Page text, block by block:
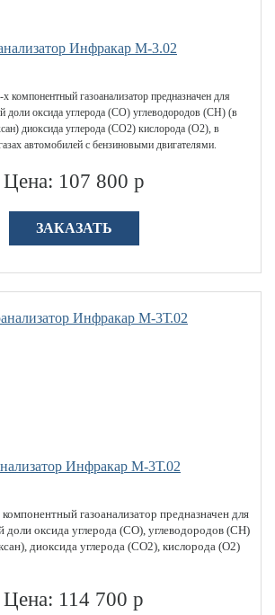
Инфракар М-3.02
компонентный газоанализатор предназначен для
доли оксида углерода (СО) углеводородов (CН) (в
диоксида углерода (СО2) кислорода (О2), в
автомобилей с бензиновыми двигателями.
Цена: 107 800 р
ЗАКАЗАТЬ
Инфракар М-3Т.02
газоанализатор предназначен для
доли оксида углерода (СО), углеводородов (CН)
диоксида углерода (СО2), кислорода (О2)
Цена: 114 700 р